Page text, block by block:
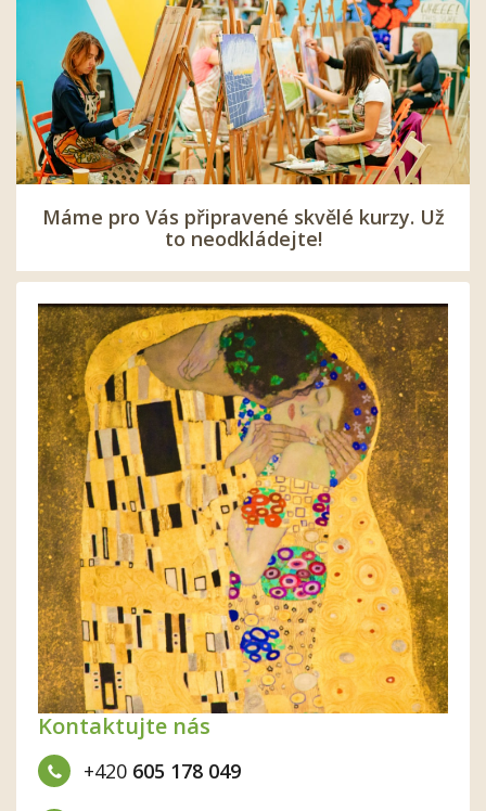
Máme pro Vás připravené skvělé kurzy. Už
to neodkládejte!
Kontaktujte nás
+420 605 178 049